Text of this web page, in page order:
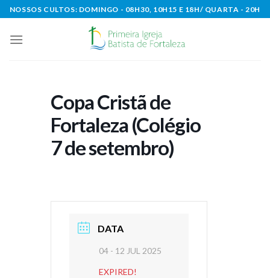
Skip
to
content
NOSSOS CULTOS: DOMINGO - 08H30, 10H15 E 18H/ QUARTA - 20H
Copa Cristã de
Fortaleza (Colégio
7 de setembro)
DATA
04 - 12 JUL 2025
EXPIRED!